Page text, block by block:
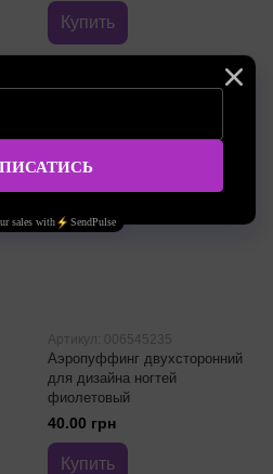
Купить
Артикул: 006545235
Аэропуффинг двухсторонний
для дизайна ногтей
фиолетовый
40.00 грн
Купить